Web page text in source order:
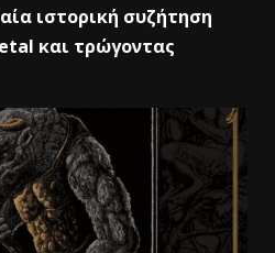
ιστορική συζήτηση
και τρώγοντας